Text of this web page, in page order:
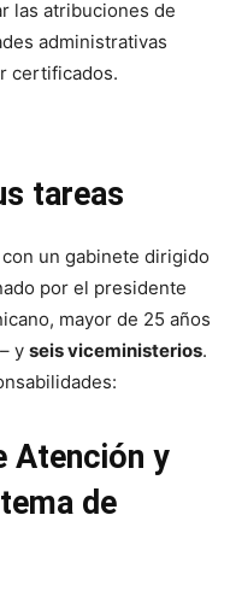
las atribuciones de
administrativas
certificados.
tareas
un gabinete dirigido
por el presidente
mayor de 25 años
y seis viceministerios.
Atención y
de